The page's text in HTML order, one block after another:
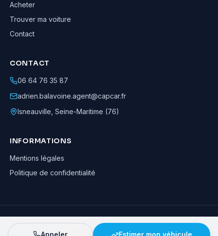
Acheter
Trouver ma voiture
Contact
CONTACT
06 64 76 35 87
adrien.balavoine.agent@capcar.fr
Isneauville Seine-Maritime (76)
INFORMATIONS
Mentions légales
Politique de confidentialité
Adrien Balavoine—Agent automobile CapCar, Agent formateur· ©
· Tous droits réservés
Appeler Estimer mon véhicule